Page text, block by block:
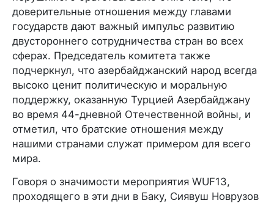
доверительные отношения между главами
государств дают важный импульс развитию
двустороннего сотрудничества стран во всех
сферах. Председатель комитета также
подчеркнул, что азербайджанский народ всегда
высоко ценит политическую и моральную
поддержку, оказанную Турцией Азербайджану
во время 44-дневной Отечественной войны, и
отметил, что братские отношения между
нашими странами служат примером для всего
мира.
Говоря о значимости мероприятия WUF13,
проходящего в эти дни в Баку, Сиявуш Новрузов